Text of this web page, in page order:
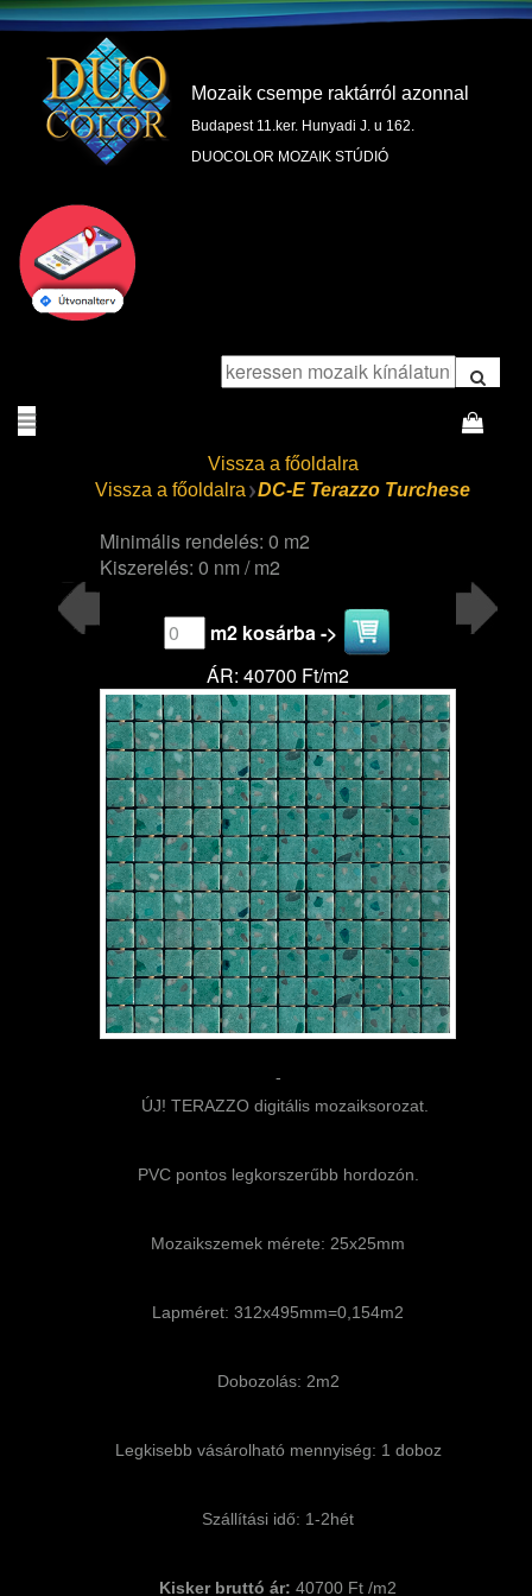
Mozaik csempe raktárról azonnal
Budapest 11.ker. Hunyadi J. u 162.
DUOCOLOR MOZAIK STÚDIÓ
Vissza a főoldalra
Vissza a főoldalra
DC-E Terazzo Turchese
Minimális rendelés: 0 m2
Kiszerelés: 0 nm / m2
m2 kosárba ->
ÁR: 40700 Ft/m2
-
ÚJ! TERAZZO digitális mozaiksorozat.
PVC pontos legkorszerűbb hordozón.
Mozaikszemek mérete: 25x25mm
Lapméret: 312x495mm=0,154m2
Dobozolás: 2m2
Legkisebb vásárolható mennyiség: 1 doboz
Szállítási idő: 1-2hét
Kisker bruttó ár: 40700 Ft /m2